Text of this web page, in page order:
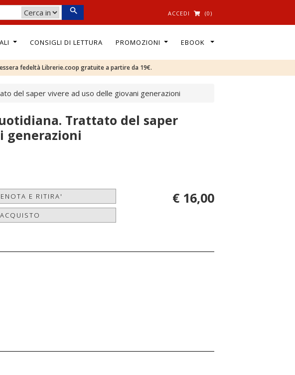
ACCEDI (0)
CONSIGLI DI LETTURA PROMOZIONI EBOOK
fedeltà Librerie.coop gratuite a partire da 19€.
del saper vivere ad uso delle giovani generazioni
Trattato del saper
generazioni
E RITIRA' € 16,00